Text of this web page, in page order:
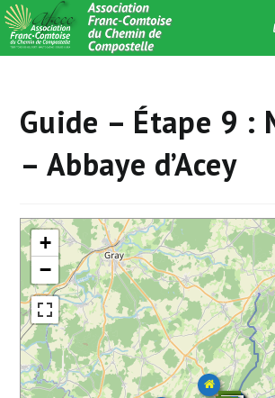
Skip
to
content
Guide – Étape 9 :
– Abbaye d’Acey
+
−